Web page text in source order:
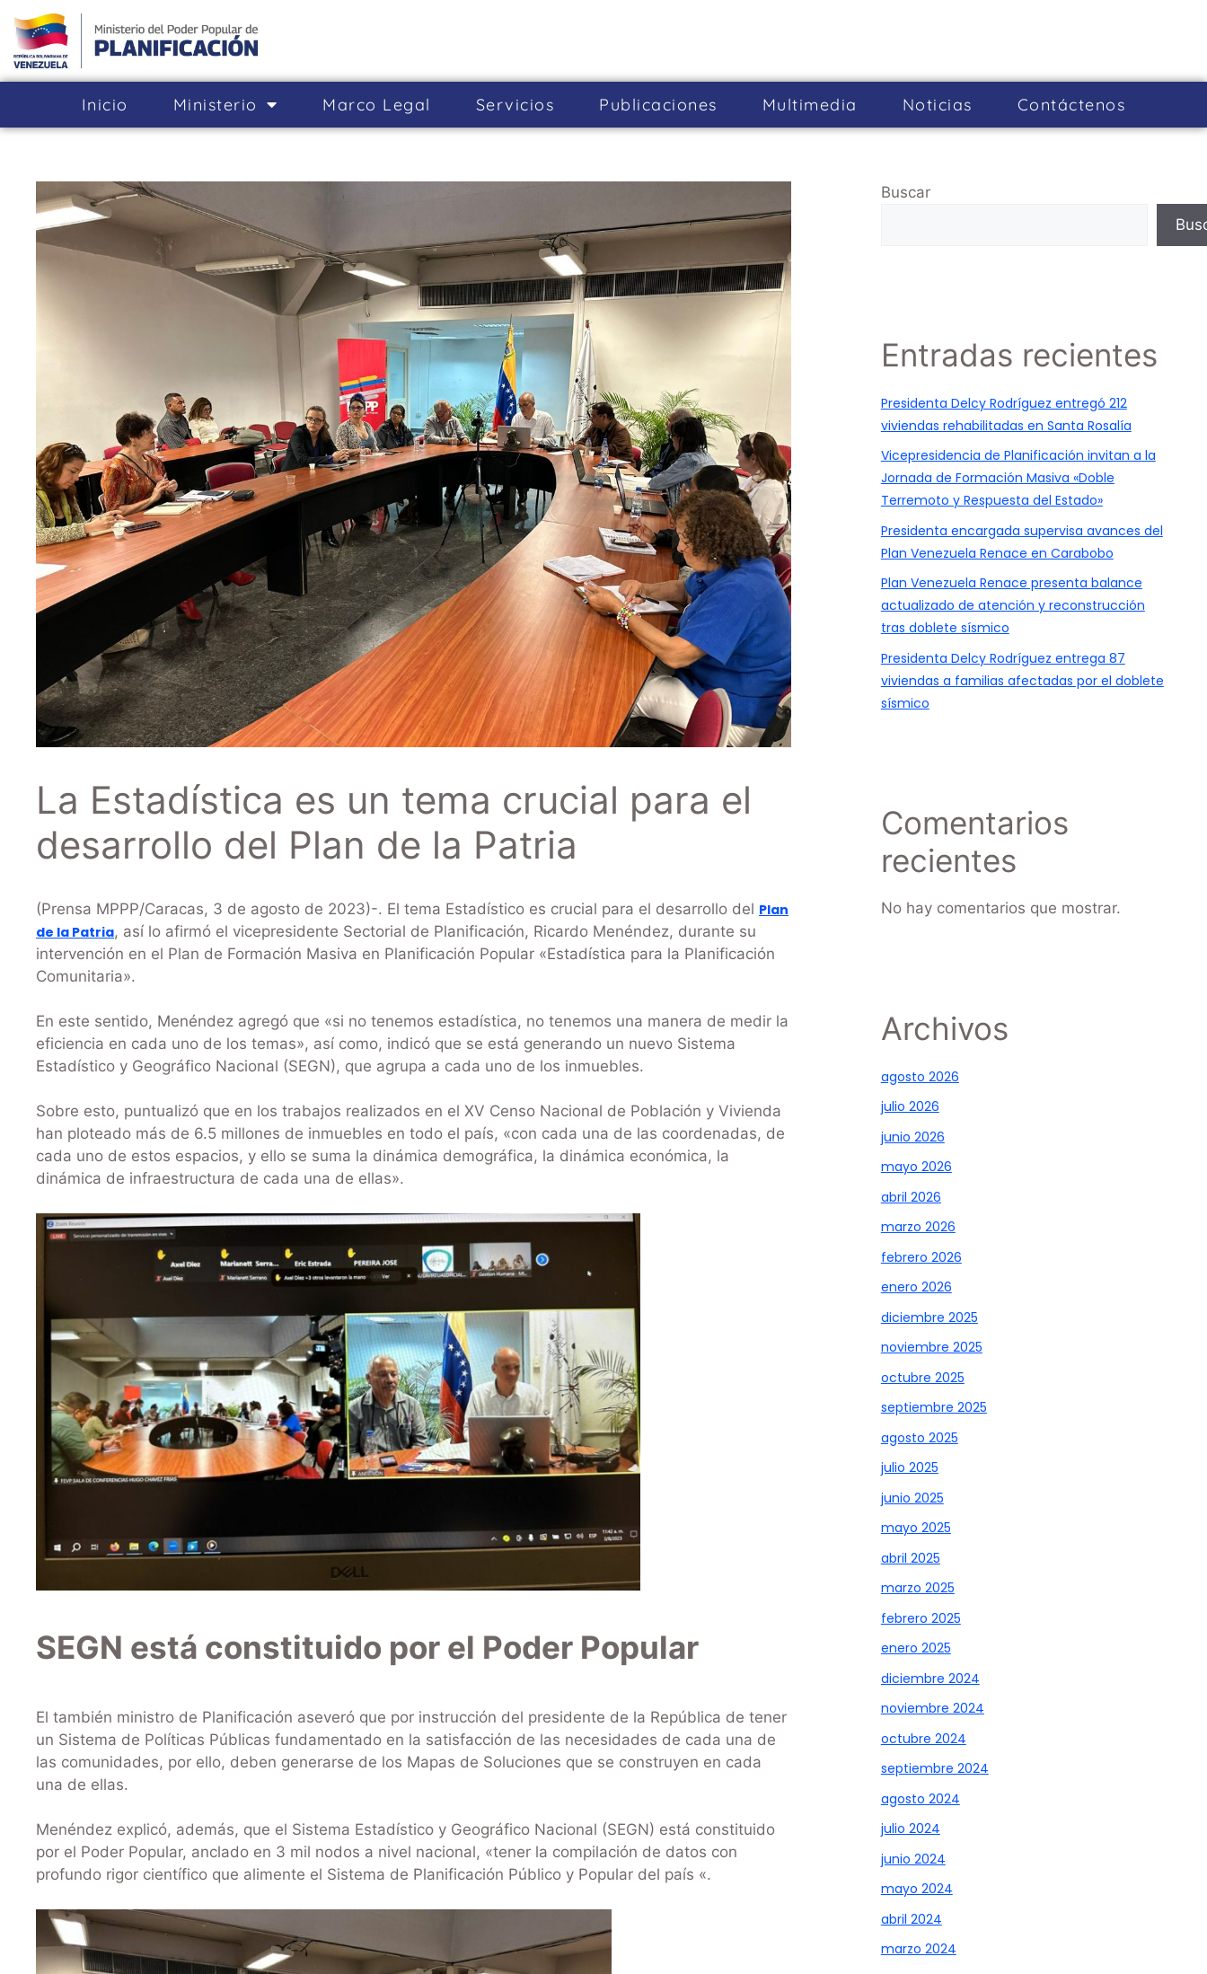
Inicio Ministerio Marco Legal Servicios Publicaciones Multimedia Noticias Cont­áctenos
La Estadística es un tema crucial para el
desarrollo del Plan de la Patria
(Prensa MPPP/Caracas, 3 de agosto de 2023)-. El tema Estadístico es crucial para el desarrollo del Plan
de la Patria, así lo afirmó el vicepresidente Sectorial de Planificación, Ricardo Menéndez, durante su
intervención en el Plan de Formación Masiva en Planificación Popular «Estadística para la Planificación
Comunitaria».
En este sentido, Menéndez agregó que «si no tenemos estadística, no tenemos una manera de medir la
eficiencia en cada uno de los temas», así como, indicó que se está generando un nuevo Sistema
Estadístico y Geográfico Nacional (SEGN), que agrupa a cada uno de los inmuebles.
Sobre esto, puntualizó que en los trabajos realizados en el XV Censo Nacional de Población y Vivienda
han ploteado más de 6.5 millones de inmuebles en todo el país, «con cada una de las coordenadas, de
cada uno de estos espacios, y ello se suma la dinámica demográfica, la dinámica económica, la
dinámica de infraestructura de cada una de ellas».
SEGN está constituido por el Poder Popular
El también ministro de Planificación aseveró que por instrucción del presidente de la República de tener
un Sistema de Políticas Públicas fundamentado en la satisfacción de las necesidades de cada una de
las comunidades, por ello, deben generarse de los Mapas de Soluciones que se construyen en cada
una de ellas.
Menéndez explicó, además, que el Sistema Estadístico y Geográfico Nacional (SEGN) está constituido
por el Poder Popular, anclado en 3 mil nodos a nivel nacional, «tener la compilación de datos con
profundo rigor científico que alimente el Sistema de Planificación Público y Popular del país «.
Buscar
Entradas recientes
Presidenta Delcy Rodríguez entregó 212
viviendas rehabilitadas en Santa Rosalía
Vicepresidencia de Planificación invitan a la
Jornada de Formación Masiva «Doble
Terremoto y Respuesta del Estado»
Presidenta encargada supervisa avances del
Plan Venezuela Renace en Carabobo
Plan Venezuela Renace presenta balance
actualizado de atención y reconstrucción
tras doblete sísmico
Presidenta Delcy Rodríguez entrega 87
viviendas a familias afectadas por el doblete
sísmico
Comentarios
recientes
No hay comentarios que mostrar.
Archivos
agosto 2026
julio 2026
junio 2026
mayo 2026
abril 2026
marzo 2026
febrero 2026
enero 2026
diciembre 2025
noviembre 2025
octubre 2025
septiembre 2025
agosto 2025
julio 2025
junio 2025
mayo 2025
abril 2025
marzo 2025
febrero 2025
enero 2025
diciembre 2024
noviembre 2024
octubre 2024
septiembre 2024
agosto 2024
julio 2024
junio 2024
mayo 2024
abril 2024
marzo 2024